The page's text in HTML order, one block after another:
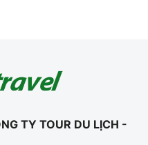
TY TOUR DU LỊCH -
đất Dịch vụ cây Quýt,
Hà Nội, Việt Nam